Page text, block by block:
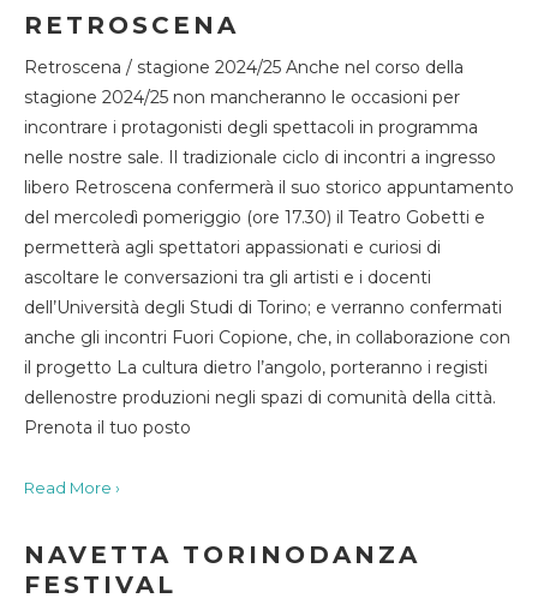
RETROSCENA
Retroscena / stagione 2024/25 Anche nel corso della
stagione 2024/25 non mancheranno le occasioni per
incontrare i protagonisti degli spettacoli in programma
nelle nostre sale. Il tradizionale ciclo di incontri a ingresso
libero Retroscena confermerà il suo storico appuntamento
del mercoledì pomeriggio (ore 17.30) il Teatro Gobetti e
permetterà agli spettatori appassionati e curiosi di
ascoltare le conversazioni tra gli artisti e i docenti
dell’Università degli Studi di Torino; e verranno confermati
anche gli incontri Fuori Copione, che, in collaborazione con
il progetto La cultura dietro l’angolo, porteranno i registi
dellenostre produzioni negli spazi di comunità della città.
Prenota il tuo posto
Read More ›
NAVETTA TORINODANZA
FESTIVAL